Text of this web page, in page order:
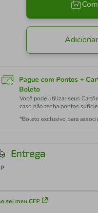
Pague com Pontos +
Boleto
Você pode utilizar seus
caso não tenha pontos
*Boleto exclusivo para
Entrega
sei meu CEP